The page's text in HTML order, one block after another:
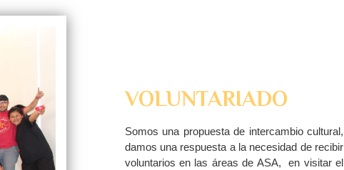
VOLUNTARIADO
Somos una propuesta de intercambio cultural,
damos una respuesta a la necesidad de recibir
voluntarios en las áreas de ASA, en visitar el